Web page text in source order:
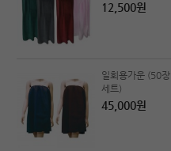
12,500원
일회용가운 (50장
세트)
45,000원